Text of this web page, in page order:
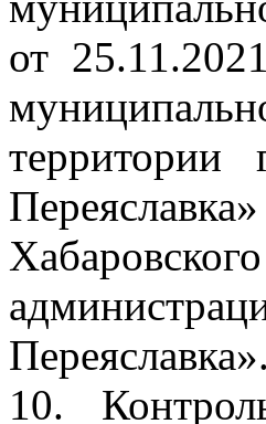
от
территории
Переяславка».
10.